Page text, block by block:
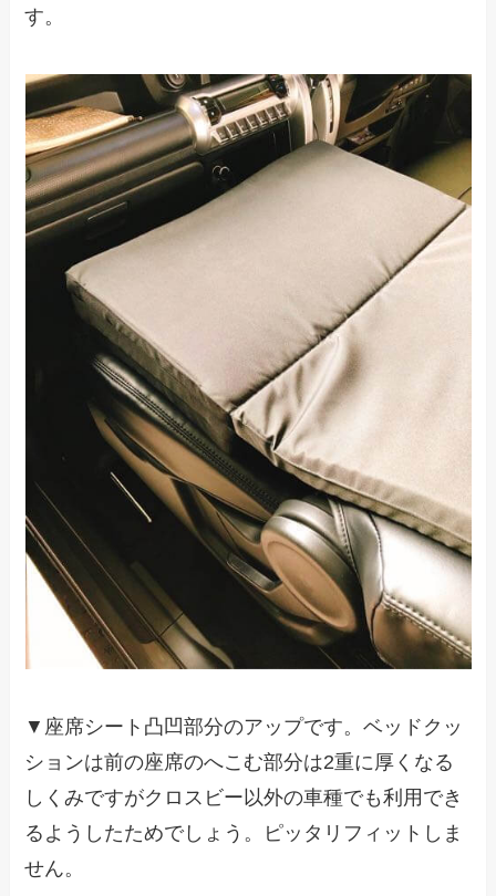
す。
▼座席シート凸凹部分のアップです。ベッドクッ
ションは前の座席のへこむ部分は2重に厚くなる
しくみですがクロスビー以外の車種でも利用でき
るようしたためでしょう。ピッタリフィットしま
せん。